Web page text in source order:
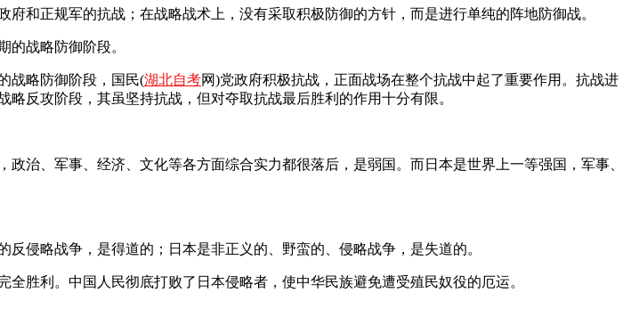
正规军的抗战；在战略战术上，没有采取积极防御的方针，而是进行单纯的阵地防御战。
战略防御阶段。
战略防御阶段，国民(湖北自考网)党政府积极抗战，正面战场在整个抗战中起了重要作用。抗战进
反攻阶段，其虽坚持抗战，但对夺取抗战最后胜利的作用十分有限。
、军事、经济、文化等各方面综合实力都很落后，是弱国。而日本是世界上一等强国，军事、
略战争，是得道的；日本是非正义的、野蛮的、侵略战争，是失道的。
利。中国人民彻底打败了日本侵略者，使中华民族避免遭受殖民奴役的厄运。